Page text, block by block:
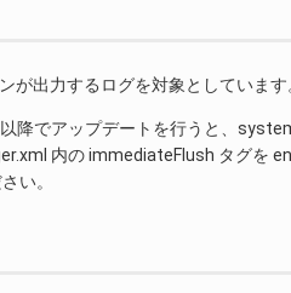
が出力するログを対象としていま
降でアップデートを行うと、
内の immediateFlush タグを
い。